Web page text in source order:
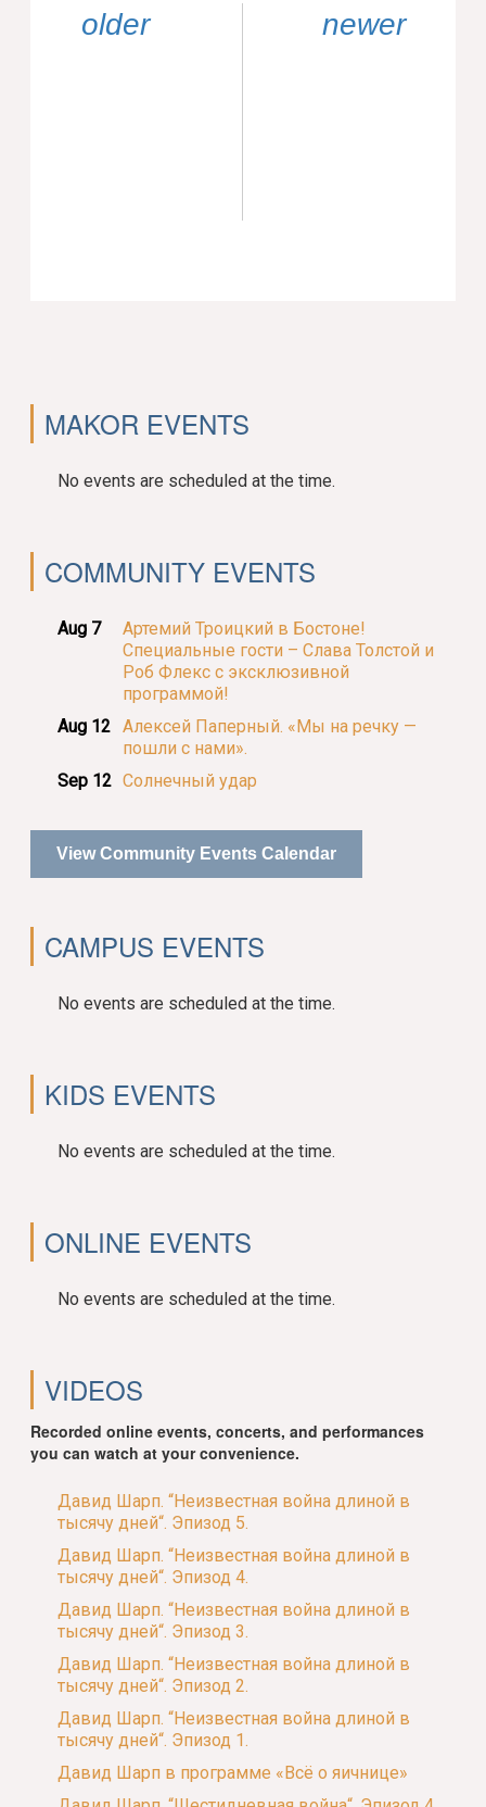
newer
older
MAKOR EVENTS
No events are scheduled at the time.
COMMUNITY EVENTS
Aug 7
Артемий Троицкий в Бостоне!
Специальные гости – Слава Толстой и
Роб Флекс с эксклюзивной
программой!
Aug 12 Алексей Паперный. «Мы на речку —
пошли с нами».
Sep 12 Солнечный удар
View Community Events Calendar
CAMPUS EVENTS
No events are scheduled at the time.
KIDS EVENTS
No events are scheduled at the time.
ONLINE EVENTS
No events are scheduled at the time.
VIDEOS
Recorded online events, concerts, and performances
you can watch at your convenience.
Давид Шарп. “Неизвестная война длиной в
тысячу дней“. Эпизод 5.
Давид Шарп. “Неизвестная война длиной в
тысячу дней“. Эпизод 4.
Давид Шарп. “Неизвестная война длиной в
тысячу дней“. Эпизод 3.
Давид Шарп. “Неизвестная война длиной в
тысячу дней“. Эпизод 2.
Давид Шарп. “Неизвестная война длиной в
тысячу дней“. Эпизод 1.
Давид Шарп в программе «Всё о яичнице»